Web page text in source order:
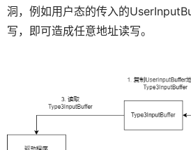
洞，例如用户态的传入的
写，即可造成任意地址读写。